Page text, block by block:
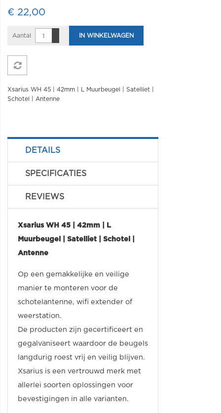
€ 22,00
Aantal IN WINKELWAGEN
Xsarius WH 45 | 42mm | L Muurbeugel | Satelliet |
Schotel | Antenne
DETAILS
SPECIFICATIES
REVIEWS
Xsarius WH 45 | 42mm | L
Muurbeugel | Satelliet | Schotel |
Antenne
Op een gemakkelijke en veilige
manier te monteren voor de
schotelantenne, wifi extender of
weerstation.
De producten zijn gecertificeert en
gegalvaniseert waardoor de beugels
langdurig roest vrij en veilig blijven.
Xsarius is een vertrouwd merk met
allerlei soorten oplossingen voor
bevestigingen in alle varianten.